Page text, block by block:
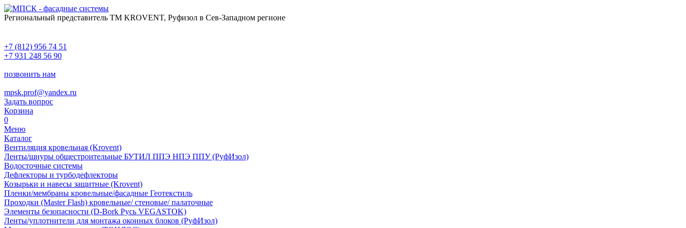
Региональный представитель ТМ KROVENT, Руфизол в Сев-Западном регионе
+7 (812) 956 74 51
+7 931 248 56 90
позвонить нам
mpsk.prof@yandex.ru
Задать вопрос
Корзина
0
Меню
Каталог
Вентиляция кровельная (Krovent)
Ленты/шнуры общестроительные БУТИЛ ППЭ НПЭ ППУ (РуфИзол)
Водосточные системы
Дефлекторы и турбодефлекторы
Козырьки и навесы защитные (Krovent)
Пленки/мембраны кровельные/фасадные Геотекстиль
Проходки (Master Flash) кровельные/ стеновые/ палаточные
Элементы безопасности (D-Bork Русь VEGASTOK)
Ленты/уплотнители для монтажа оконных блоков (РуфИзол)